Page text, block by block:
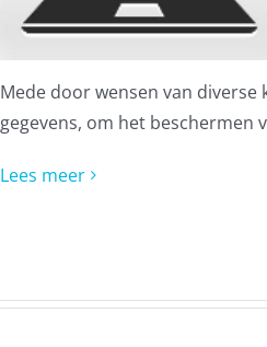
Mede door wensen van
gegevens, om het beschermen
Lees meer